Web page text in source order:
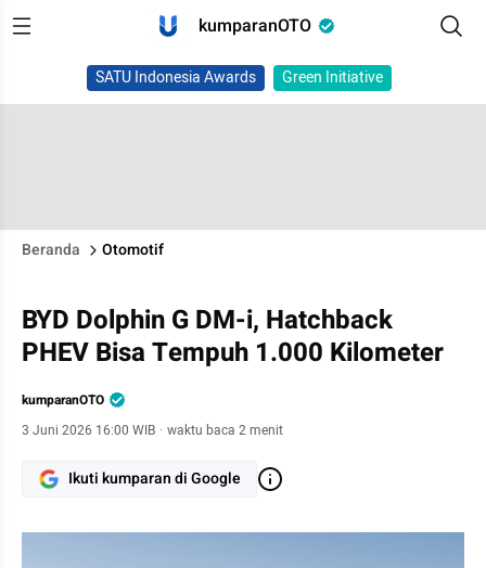
kumparanOTO
SATU Indonesia Awards Green Initiative
Beranda Otomotif
BYD Dolphin G DM-i, Hatchback
PHEV Bisa Tempuh 1.000 Kilometer
kumparanOTO
3 Juni 2026 16:00 WIB · waktu baca 2 menit
Ikuti kumparan di Google